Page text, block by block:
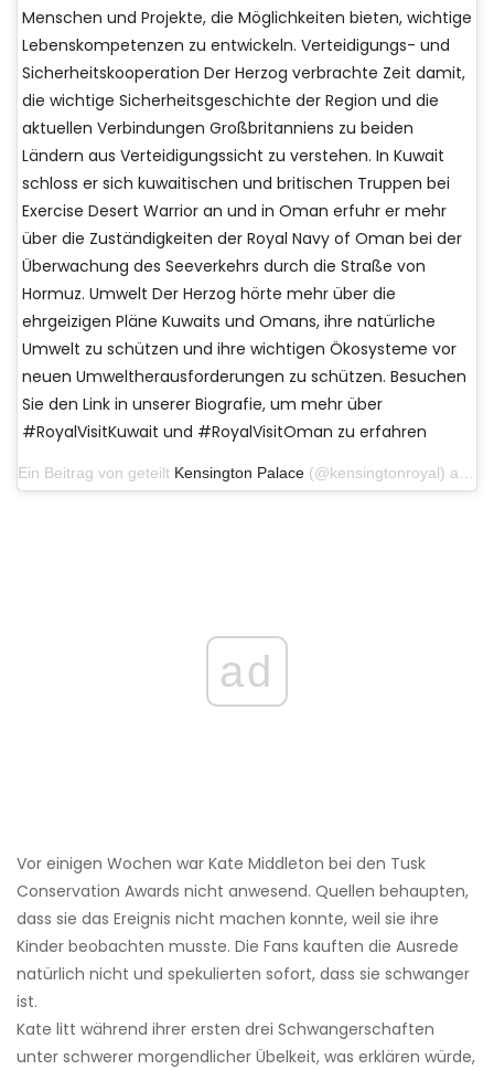
Menschen und Projekte, die Möglichkeiten bieten, wichtige
Lebenskompetenzen zu entwickeln. Verteidigungs- und
Sicherheitskooperation Der Herzog verbrachte Zeit damit,
die wichtige Sicherheitsgeschichte der Region und die
aktuellen Verbindungen Großbritanniens zu beiden
Ländern aus Verteidigungssicht zu verstehen. In Kuwait
schloss er sich kuwaitischen und britischen Truppen bei
Exercise Desert Warrior an und in Oman erfuhr er mehr
über die Zuständigkeiten der Royal Navy of Oman bei der
Überwachung des Seeverkehrs durch die Straße von
Hormuz. Umwelt Der Herzog hörte mehr über die
ehrgeizigen Pläne Kuwaits und Omans, ihre natürliche
Umwelt zu schützen und ihre wichtigen Ökosysteme vor
neuen Umweltherausforderungen zu schützen. Besuchen
Sie den Link in unserer Biografie, um mehr über
#RoyalVisitKuwait und #RoyalVisitOman zu erfahren
Ein Beitrag von geteilt Kensington Palace (@kensingtonroyal) am 7. Dezember 2019 um 7:41 Uhr PST
ad
Vor einigen Wochen war Kate Middleton bei den Tusk
Conservation Awards nicht anwesend. Quellen behaupten,
dass sie das Ereignis nicht machen konnte, weil sie ihre
Kinder beobachten musste. Die Fans kauften die Ausrede
natürlich nicht und spekulierten sofort, dass sie schwanger
ist.
Kate litt während ihrer ersten drei Schwangerschaften
unter schwerer morgendlicher Übelkeit, was erklären würde,